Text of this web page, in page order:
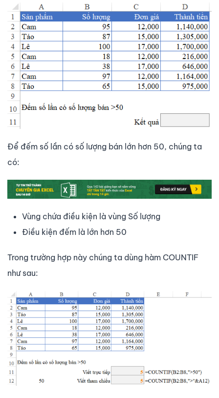
Để đếm số lần có số lượng bán lớn hơn 50, chúng ta
có:
Vùng chứa điều kiện là vùng Số lượng
Điều kiện đếm là lớn hơn 50
Trong trường hợp này chúng ta dùng hàm COUNTIF
như sau: